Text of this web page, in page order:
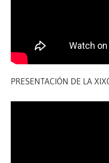
PRESENTACIÓN DE LA